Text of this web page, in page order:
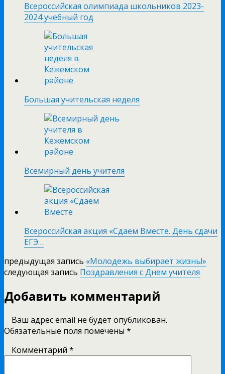
Всероссийская олимпиада школьников 2023-
2024 учебный год
Большая учительская неделя
Всемирный день учителя
Всероссийская акция «Сдаем Вместе. День сдачи
ЕГЭ…
предыдущая запись «Молодежь выбирает жизнь!»
следующая запись Поздравления с Днем учителя
Добавить комментарий
Ваш адрес email не будет опубликован.
Обязательные поля помечены *
Комментарий *